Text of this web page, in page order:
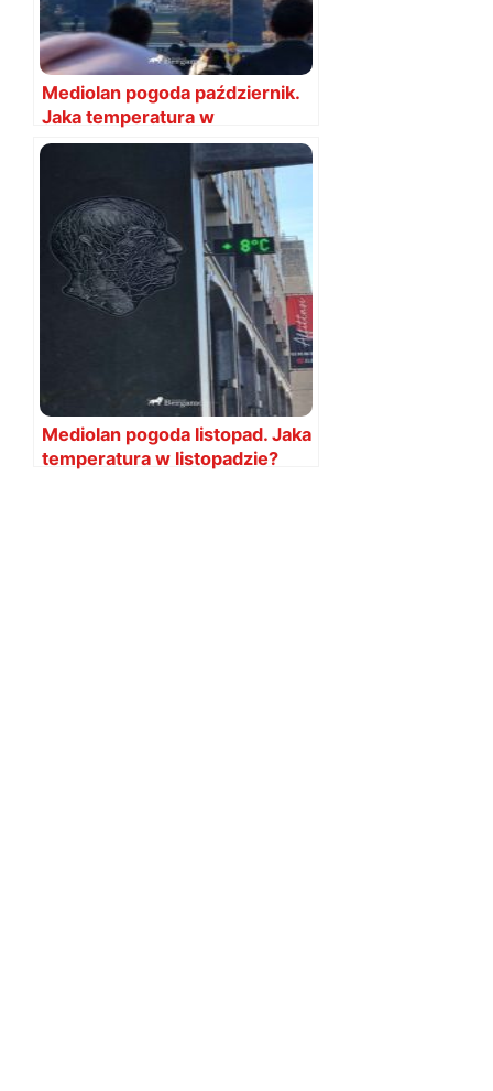
Mediolan pogoda październik.
Jaka temperatura w
październiku?
Mediolan pogoda listopad. Jaka
temperatura w listopadzie?